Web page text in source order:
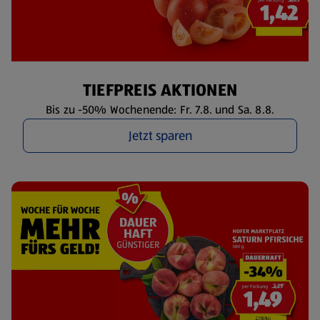
TIEFPREIS AKTIONEN
Bis zu -50% Wochenende: Fr. 7.8. und Sa. 8.8.
Jetzt sparen